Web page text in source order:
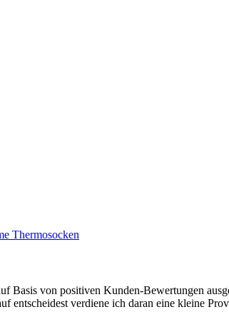
Thermosocken
Basis von positiven Kunden-Bewertungen
entscheidest verdiene ich daran eine kleine